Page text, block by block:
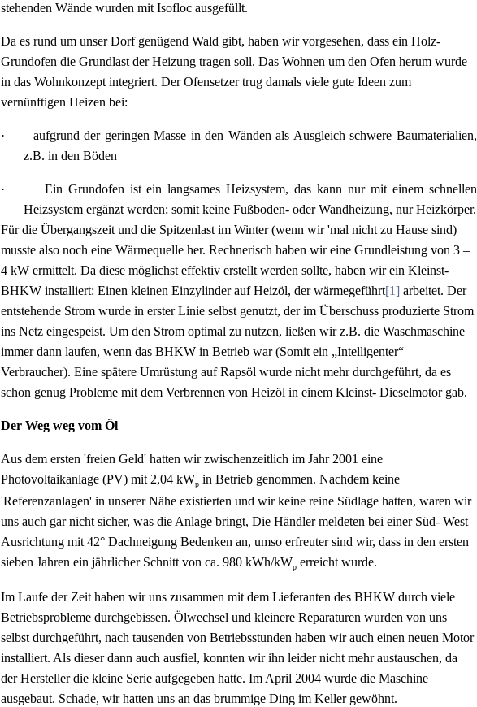
stehenden Wände wurden mit Isofloc ausgefüllt.
Da es rund um unser Dorf genügend Wald gibt, haben wir vorgesehen, dass ein Holz-
Grundofen die Grundlast der Heizung tragen soll. Das Wohnen um den Ofen herum wurde
in das Wohnkonzept integriert. Der Ofensetzer trug damals viele gute Ideen zum
vernünftigen Heizen bei:
·
aufgrund der geringen Masse in den Wänden als Ausgleich schwere Baumaterialien,
z.B. in den Böden
·
Ein Grundofen ist ein langsames Heizsystem, das kann nur mit einem schnellen
Heizsystem ergänzt werden; somit keine Fußboden- oder Wandheizung, nur Heizkörper.
Für die Übergangszeit und die Spitzenlast im Winter (wenn wir 'mal nicht zu Hause sind)
musste also noch eine Wärmequelle her. Rechnerisch haben wir eine Grundleistung von 3 –
4 kW ermittelt. Da diese möglichst effektiv erstellt werden sollte, haben wir ein Kleinst-
BHKW installiert: Einen kleinen Einzylinder auf Heizöl, der wärmegeführt[1] arbeitet. Der
entstehende Strom wurde in erster Linie selbst genutzt, der im Überschuss produzierte Strom
ins Netz eingespeist. Um den Strom optimal zu nutzen, ließen wir z.B. die Waschmaschine
immer dann laufen, wenn das BHKW in Betrieb war (Somit ein „Intelligenter“
Verbraucher). Eine spätere Umrüstung auf Rapsöl wurde nicht mehr durchgeführt, da es
schon genug Probleme mit dem Verbrennen von Heizöl in einem Kleinst- Dieselmotor gab.
Der Weg weg vom Öl
Aus dem ersten 'freien Geld' hatten wir zwischenzeitlich im Jahr 2001 eine
Photovoltaikanlage (PV) mit 2,04 kWp in Betrieb genommen. Nachdem keine
'Referenzanlagen' in unserer Nähe existierten und wir keine reine Südlage hatten, waren wir
uns auch gar nicht sicher, was die Anlage bringt, Die Händler meldeten bei einer Süd- West
Ausrichtung mit 42° Dachneigung Bedenken an, umso erfreuter sind wir, dass in den ersten
sieben Jahren ein jährlicher Schnitt von ca. 980 kWh/kWp erreicht wurde.
Im Laufe der Zeit haben wir uns zusammen mit dem Lieferanten des BHKW durch viele
Betriebsprobleme durchgebissen. Ölwechsel und kleinere Reparaturen wurden von uns
selbst durchgeführt, nach tausenden von Betriebsstunden haben wir auch einen neuen Motor
installiert. Als dieser dann auch ausfiel, konnten wir ihn leider nicht mehr austauschen, da
der Hersteller die kleine Serie aufgegeben hatte. Im April 2004 wurde die Maschine
ausgebaut. Schade, wir hatten uns an das brummige Ding im Keller gewöhnt.